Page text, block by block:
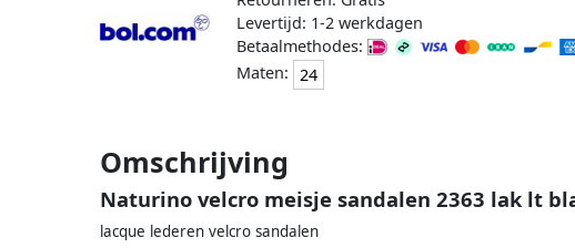
Levertijd: 1-2 werkdagen
Betaalmethodes:
Maten:
24
Omschrijving
Naturino velcro meisje sandalen 2363 lak lt
lacque lederen velcro sandalen